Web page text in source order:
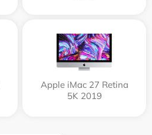
Apple iMac 27 Retina
5K 2019